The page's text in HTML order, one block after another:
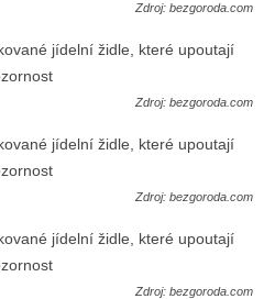
Zdroj: bezgoroda.com
Zdroj: bezgoroda.com
Zdroj: bezgoroda.com
Zdroj: bezgoroda.com